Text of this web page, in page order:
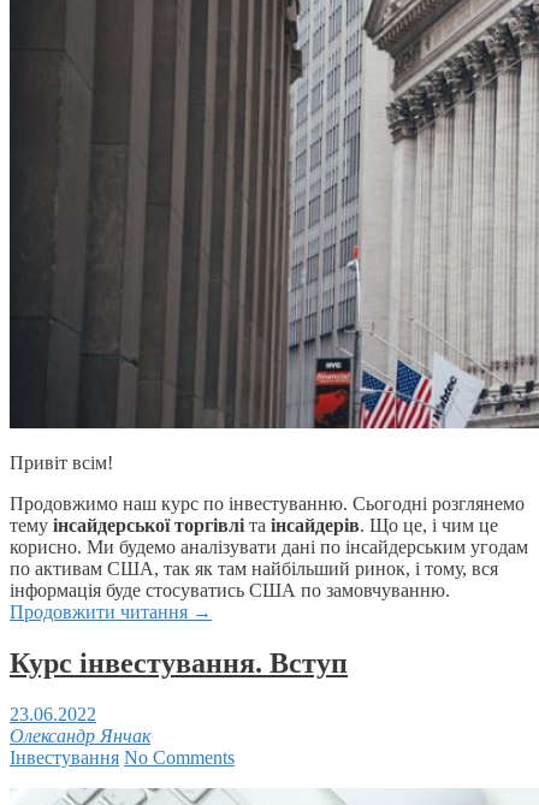
Привіт всім!
Продовжимо наш курс по інвестуванню. Сьогодні розглянемо
тему інсайдерської торгівлі та інсайдерів. Що це, і чим це
корисно. Ми будемо аналізувати дані по інсайдерським угодам
по активам США, так як там найбільший ринок, і тому, вся
інформація буде стосуватись США по замовчуванню.
Продовжити читання →
Курс інвестування. Вступ
23.06.2022
Олександр Янчак
Інвестування No Comments